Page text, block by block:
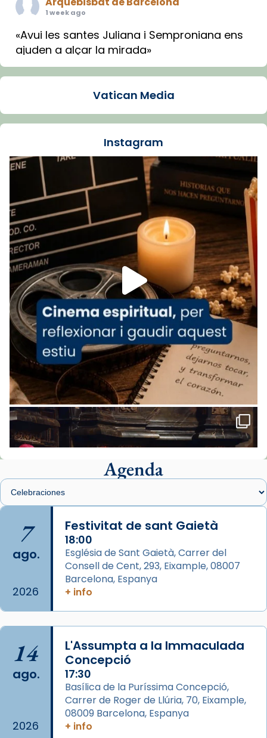
1 week ago
«Avui les santes Juliana i Semproniana ens
ajuden a alçar la mirada»
Mons. Sergi Gordo, bisbe de Tortosa, ha
Santes de Mataró.
🔗tinyurl.com/cvu5jmbk
Foto
View on Facebook Share
Arquebisbat de Barcelonais at Catedral
de Barcelona.
1 week ago
Aquest dilluns, 27 de juliol, ha tingut lloc la
missa d’acció de gràcies en agraïment al
comitè organitzador de la visita apostòlica
del Sant Pare Lleó XIV a Barcelona, i als
col·laboradors, a la Catedral de Barcelona.
L’arquebisbe de Barcelona, el cardenal Joan
Josep Omella, ha presidit la missa i l’ha
concelebrat el bisbe auxiliar de Barcelona,
Mons. David Abadías.
📸 Dr. G. Simón
Foto
View on Facebook Share
Arquebisbat de Barcelona
1 week ago
Memòria de les santes Juliana i
Semproniana, verges i màrtirs.
Acompanyant la història de sant Cugat, a
partir de l’Edat Mitjana sorgeix la tradició
que les santes Juliana (“relatiu a Júlia”) i
Semproniana (“relatiu a Semprònia =
eterna”) són deixebles seves. I l’any 1667, el
frare Joan Gaspar Roig, afirma en una obra
que les santes són filles de l’antiga Iluro.
Mataró en reivindicarà les relíq
... Ver más
Foto
View on Facebook · Share
Arquebisbat de Barcelona
Vatican Media
Instagram
Agenda
7
ago.
2026
Festivitat de sant Gaietà
18:00
Església de Sant Gaietà, Carrer del
Consell de Cent, 293, Eixample, 08007
Barcelona, Espanya
+ info
14
ago.
2026
L'Assumpta a la Immaculada
Concepció
17:30
Basílica de la Puríssima Concepció,
Carrer de Roger de Llúria, 70, Eixample,
08009 Barcelona, Espanya
+ info